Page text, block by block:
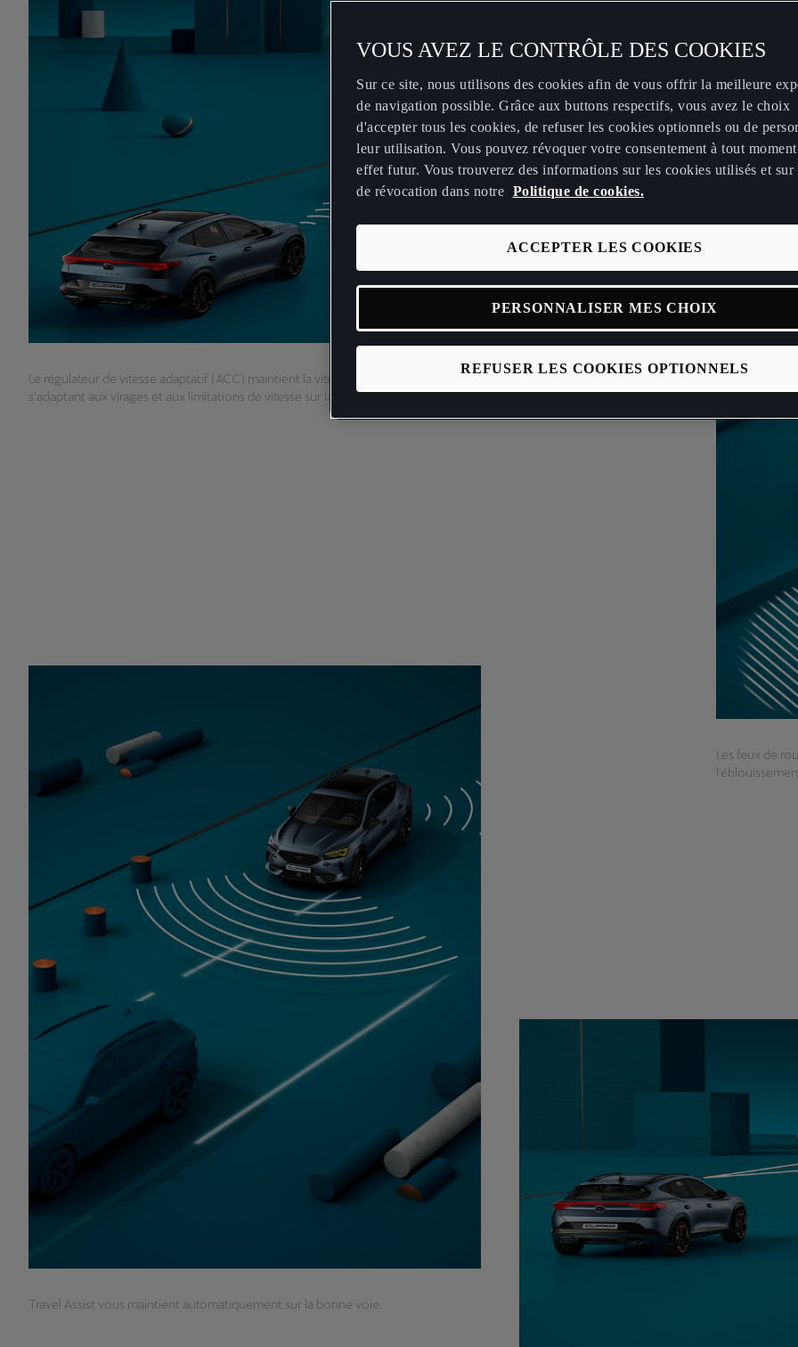
Le régulateur de vitesse adaptatif (ACC) maintient la vitesse définie tout en
s’adaptant aux virages et aux limitations de vitesse sur la route.
Les feux de
Travel Assist vous maintient automatiquement sur la bonne voie.
VOUS AVEZ LE CONTRÔLE DES COOKIES
Sur ce site, nous utilisons des cookies afin de vous offrir la meilleure
de navigation possible. Grâce aux buttons respectifs, vous avez le choix
d'accepter tous les cookies, de refuser les cookies optionnels ou de
leur utilisation. Vous pouvez révoquer votre consentement à tout
effet futur. Vous trouverez des informations sur les cookies utilisés et
de révocation dans notre Politique de cookies.
REFUSER LES COOKIES OPTIONNELS
ACCEPTER LES COOKIES
PERSONNALISER MES CHOIX